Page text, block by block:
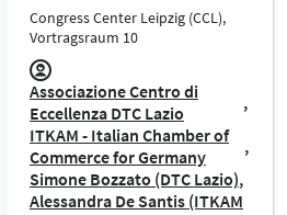
Congress Center Leipzig (CCL),
Vortragsraum 10
Associazione Centro di
Eccellenza DTC Lazio
ITKAM - Italian Chamber of
Commerce for Germany
Simone Bozzato (DTC Lazio)
Alessandra De Santis (ITKAM